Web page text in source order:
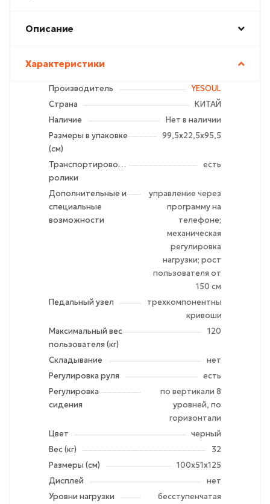
Описание
Характеристики
Производитель
YESOUL
Страна
КИТАЙ
Наличие
Нет в наличии
Размеры в упаковке
(см)
99,5х22,5х95,5
Транспортировочные
ролики
есть
Дополнительные и
специальные
возможности
управление через
программу на
телефоне;
механическая
регулировка
нагрузки; рост
пользователя от
150 см
Педальный узел
трехкомпонентный
кривошип
Максимальный вес
пользователя (кг)
120
Складывание
нет
Регулировка руля
есть
Регулировка
сидения
по вертикали 8
уровней, по
горизонтали
Цвет
черный
Вес (кг)
32
Размеры (см)
100х51х125
Дисплей
нет
Уровни нагрузки
бесступенчатая